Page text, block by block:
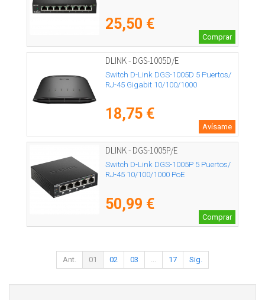
25,50 €
Comprar
DLINK - DGS-1005D/E
Switch D-Link DGS-1005D 5 Puertos/
RJ-45 Gigabit 10/100/1000
18,75 €
Avísame
DLINK - DGS-1005P/E
Switch D-Link DGS-1005P 5 Puertos/
RJ-45 10/100/1000 PoE
50,99 €
Comprar
Ant. 01 02 03 17 Sig.